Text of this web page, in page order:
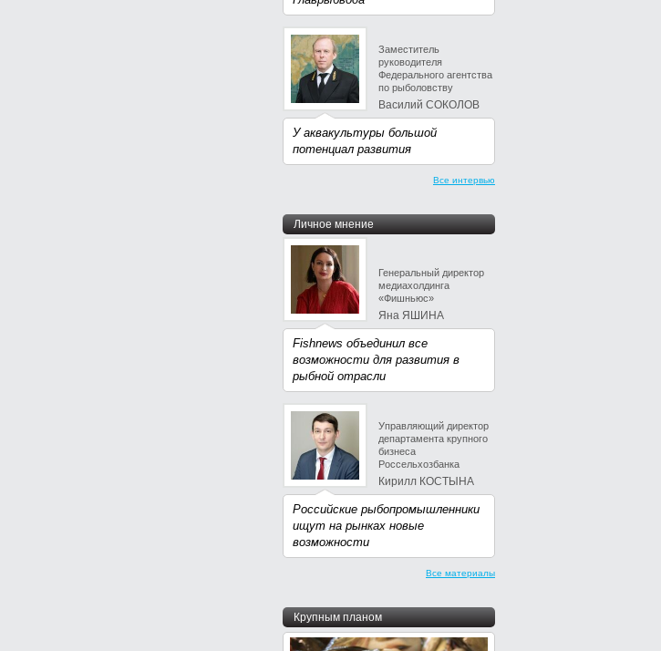
Заместитель
руководителя
Федерального агентства
по рыболовству
Василий СОКОЛОВ
У аквакультуры большой
потенциал развития
Все интервью
Личное мнение
Генеральный директор
медиахолдинга
«Фишньюс»
Яна ЯШИНА
Fishnews объединил все
возможности для развития в
рыбной отрасли
Управляющий директор
департамента крупного
бизнеса
Россельхозбанка
Кирилл КОСТЫНА
Российские рыбопромышленники
ищут на рынках новые
возможности
Все материалы
Крупным планом